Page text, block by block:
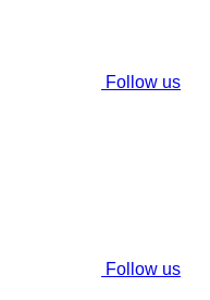
Follow us
Follow us